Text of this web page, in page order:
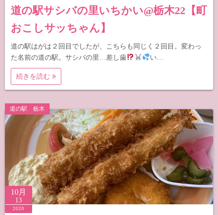
道の駅サシバの里いちかい@栃木22【町
おこしサッちゃん】
道の駅はがは２回目でしたが、こちらも同じく２回目。変わっ
た名前の道の駅。サシバの里…差し歯
い…
続きを読む
道の駅 栃木
10月
13
2020